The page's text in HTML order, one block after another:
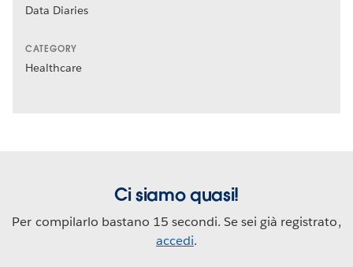
Data Diaries
CATEGORY
Healthcare
Ci siamo quasi!
Per compilarlo bastano 15 secondi. Se sei già registrato,
accedi.